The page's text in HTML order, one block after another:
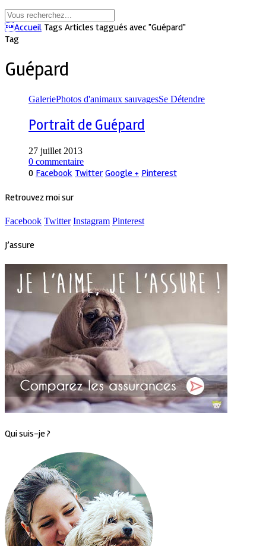
Accueil Tags Articles taggués avec "Guépard"
Tag
Guépard
GaleriePhotos d'animaux sauvagesSe Détendre
Portrait de Guépard
27 juillet 2013
0 commentaire
0 Facebook Twitter Google + Pinterest
Retrouvez moi sur
Facebook Twitter Instagram Pinterest
J’assure
Qui suis-je ?